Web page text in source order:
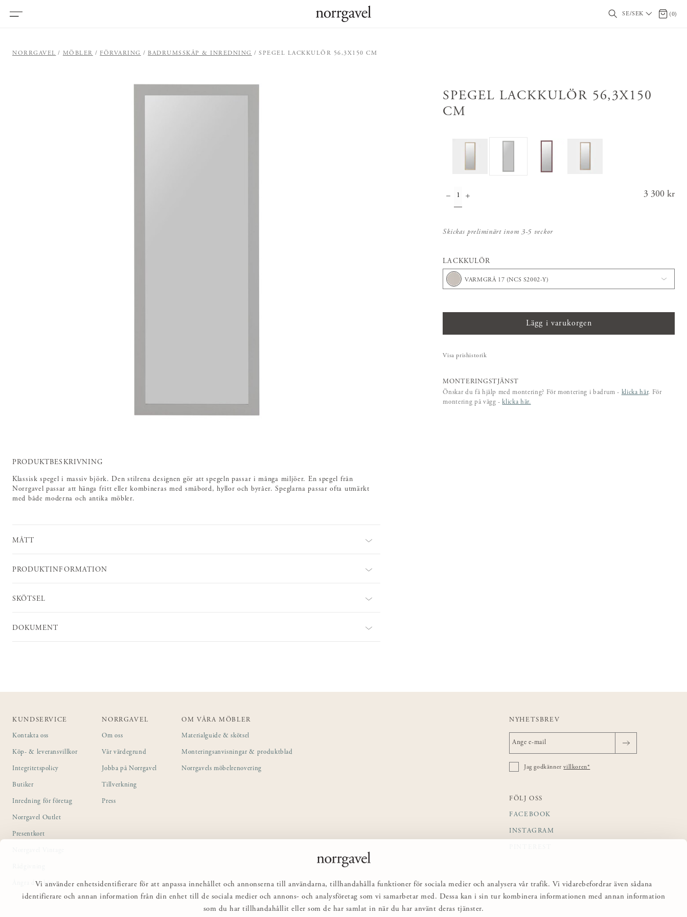
Vi använder enhetsidentifierare för att anpassa innehållet och annonserna till användarna, tillhandahålla funktioner för sociala medier och analysera vår trafik. Vi vidarebefordrar även sådana
identifierare och annan information från din enhet till de sociala medier och annons- och analysföretag som vi samarbetar med. Dessa kan i sin tur kombinera informationen med annan information
som du har tillhandahållit eller som de har samlat in när du har använt deras tjänster.
SE/SEK 0 (0)
NORRGAVEL MÖBLER FÖRVARING BADRUMSSKÅP & INREDNING SPEGEL LACKKULÖR 56,3X150 CM
SPEGEL LACKKULÖR 56,3X150
CM
Pris:
3 300 kr
Skickas preliminärt inom 3-5 veckor
LACKKULÖR
VARMGRÅ 17 (NCS S2002-Y)
Lägg i varukorgen
Visa prishistorik
MONTERINGSTJÄNST
Önskar du få hjälp med montering? För montering i badrum - klicka här. För
montering på vägg -klicka här.
PRODUKTBESKRIVNING
Klassisk spegel i massiv björk. Den stilrena designen gör att spegeln passar i många miljöer. En spegel från
Norrgavel passar att hänga fritt eller kombineras med småbord, hyllor och byråer. Speglarna passar ofta utmärkt
med både moderna och antika möbler.
MÅTT
PRODUKTINFORMATION
SKÖTSEL
DOKUMENT
KUNDSERVICE
Kontakta oss
Köp- & leveransvillkor
Integritetspolicy
Butiker
Inredning för företag
Norrgavel Outlet
Presentkort
Ångra ditt köp
NORRGAVEL
Om oss
Vår värdegrund
Jobba på Norrgavel
Tillverkning
Press
OM VÅRA MÖBLER
Materialguide & skötsel
Monteringsanvisningar & produktblad
Norrgavels möbelrenovering
NYHETSBREV
Jag godkännervillkoren*
FÖLJ OSS
FACEBOOK
INSTAGRAM